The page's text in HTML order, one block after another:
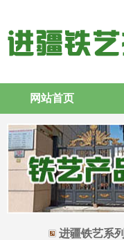
网站首页
进疆铁艺系列